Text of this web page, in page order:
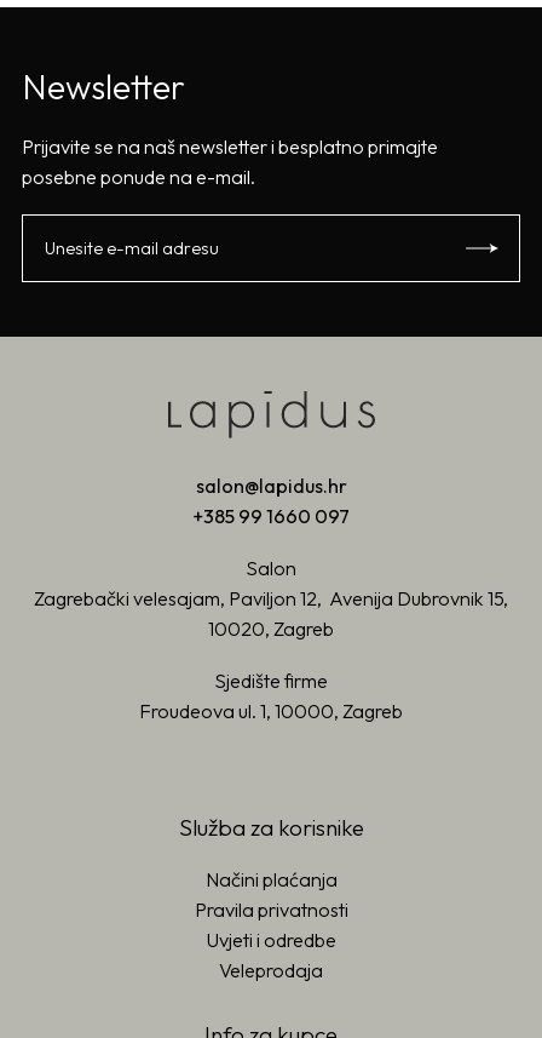
Newsletter
Prijavite se na naš newsletter i besplatno primajte
posebne ponude na e-mail.
salon@lapidus.hr
+385 99 1660 097
Salon
Zagrebački velesajam, Paviljon 12, Avenija Dubrovnik 15,
10020, Zagreb
Sjedište firme
Froudeova ul. 1, 10000, Zagreb
Služba za korisnike
Načini plaćanja
Pravila privatnosti
Uvjeti i odredbe
Veleprodaja